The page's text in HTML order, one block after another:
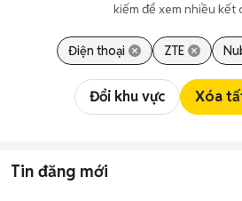
kiếm để xem nhiều kết
Điện thoại ZTE
Đổi khu vực Xóa
Tin đăng mới